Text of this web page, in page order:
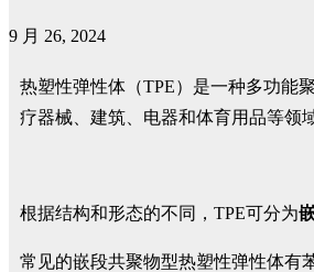
9 月 26, 2024
热塑性弹性体（TPE）是一种多功能
疗器械、建筑、电器和体育用品等领域
根据结构和形态的不同，TPE可分为
常见的嵌段共聚物型热塑性弹性体有